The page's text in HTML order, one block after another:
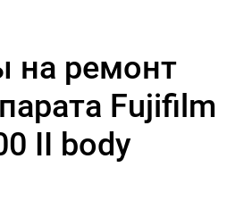
на ремонт
Fujifilm
II body